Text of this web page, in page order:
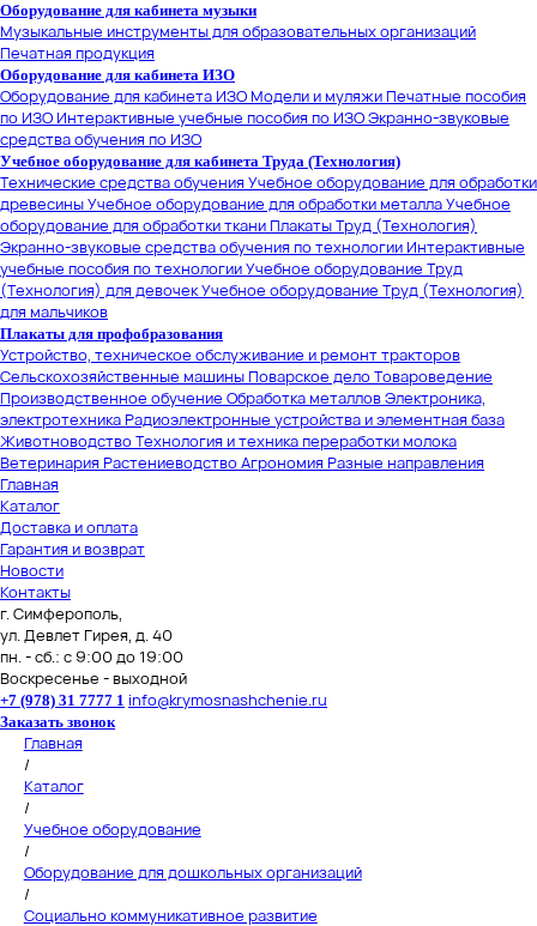
Оборудование для кабинета музыки
Музыкальные инструменты для образовательных организаций
Печатная продукция
Оборудование для кабинета ИЗО
Оборудование для кабинета ИЗОМодели и муляжиПечатные пособия
по ИЗО Интерактивные учебные пособия по ИЗОЭкранно-звуковые
средства обучения по ИЗО
Учебное оборудование для кабинета Труда (Технология)
Технические средства обученияУчебное оборудование для обработки
древесиныУчебное оборудование для обработки металлаУчебное
оборудование для обработки тканиПлакаты Труд (Технология)
Экранно-звуковые средства обучения по технологии Интерактивные
учебные пособия по технологииУчебное оборудование Труд
(Технология) для девочекУчебное оборудование Труд (Технология)
для мальчиков
Плакаты для профобразования
Устройство, техническое обслуживание и ремонт тракторов
Сельскохозяйственные машиныПоварское делоТовароведение
Производственное обучение Обработка металловЭлектроника,
электротехникаРадиоэлектронные устройства и элементная база
ЖивотноводствоТехнология и техника переработки молока
ВетеринарияРастениеводствоАгрономияРазные направления
Главная
Каталог
Доставка и оплата
Гарантия и возврат
Новости
Контакты
г. Симферополь,
ул. Девлет Гирея, д. 40
пн. - сб.: с 9:00 до 19:00
Воскресенье - выходной
+7 (978) 31 7777 1 info@krymosnashchenie.ru
Заказать звонок
Главная
/
Каталог
/
Учебное оборудование
/
Оборудование для дошкольных организаций
/
Социально коммуникативное развитие